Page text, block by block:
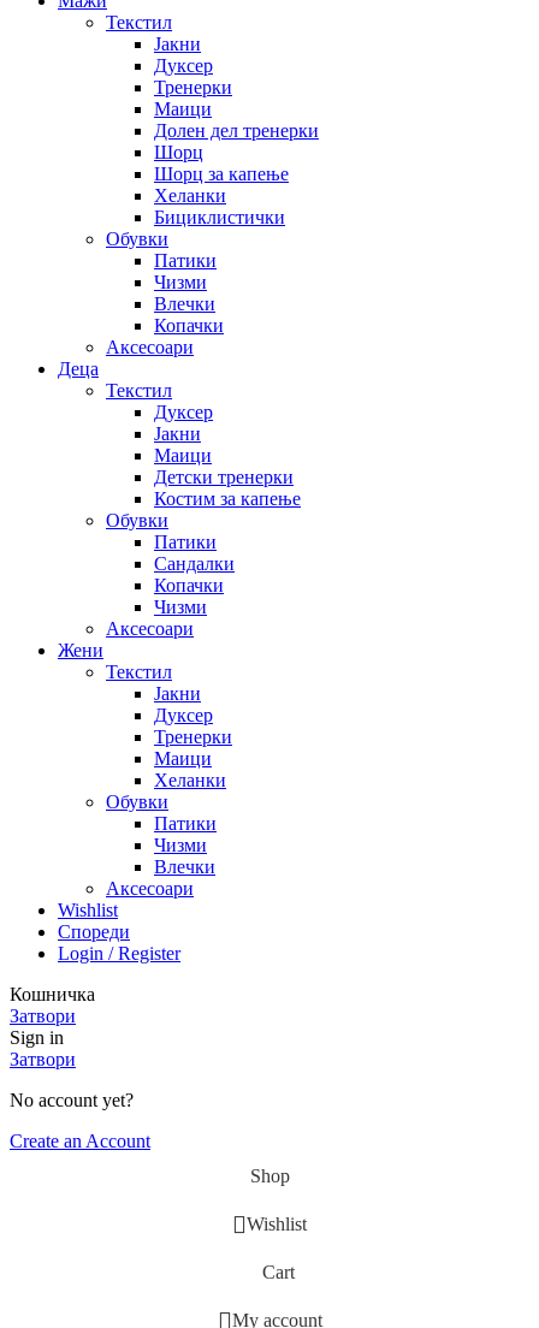
Текстил
Јакни
Дуксер
Тренерки
Маици
Долен дел тренерки
Шорц
Шорц за капење
Хеланки
Бициклистички
Обувки
Патики
Чизми
Влечки
Копачки
Аксесоари
Деца
Текстил
Дуксер
Јакни
Маици
Детски тренерки
Костим за капење
Обувки
Патики
Сандалки
Копачки
Чизми
Аксесоари
Жени
Текстил
Јакни
Дуксер
Тренерки
Маици
Хеланки
Обувки
Патики
Чизми
Влечки
Аксесоари
Wishlist
Спореди
Login / Register
Кошничка
Затвори
Sign in
Затвори
No account yet?
Create an Account
Shop
Wishlist
Cart
My account